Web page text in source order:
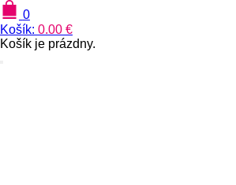
0
Košík: 0.00 €
Košík je prázdny.